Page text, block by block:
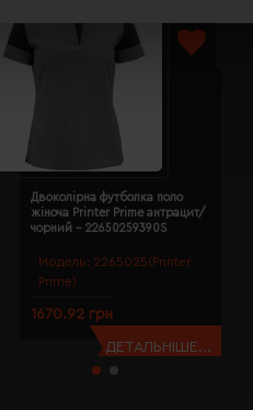
Модель: 2265025(Printer
Prime)
Двоколірна футболка поло
жіноча Printer Prime антрацит/
чорний - 22650259390S
1670.92 грн
ДЕТАЛЬНІШЕ...